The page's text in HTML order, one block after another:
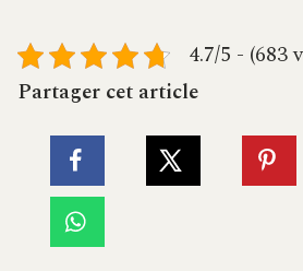
4.7/5 - (683
Partager cet article